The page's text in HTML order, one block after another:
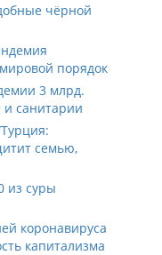
чёрной
порядок
3 млрд.
и санитарии
семью,
из суры
коронавируса
капитализма